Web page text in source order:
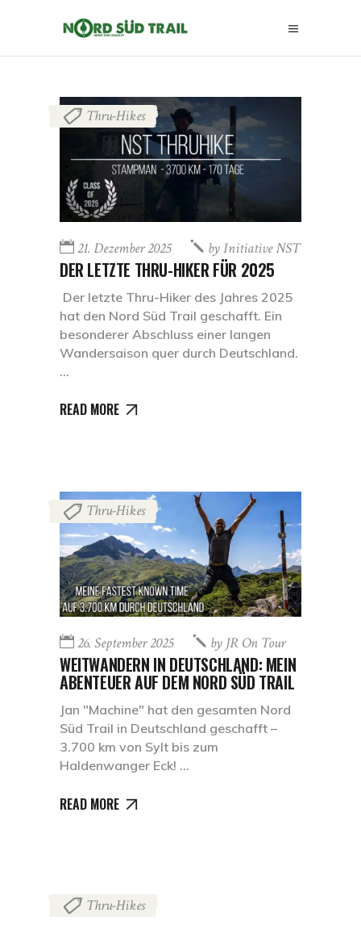
Thru-Hikes
21. Dezember 2025 byInitiative NST
DER LETZTE THRU-HIKER FÜR 2025
Der letzte Thru-Hiker des Jahres 2025
hat den Nord Süd Trail geschafft. Ein
besonderer Abschluss einer langen
Wandersaison quer durch Deutschland.
READ MORE
Thru-Hikes
26. September 2025 by JR On Tour
WEITWANDERN IN DEUTSCHLAND: MEIN
ABENTEUER AUF DEM NORD SÜD TRAIL
Jan "Machine" hat den gesamten Nord
Süd Trail in Deutschland geschafft –
3.700 km von Sylt bis zum
Haldenwanger Eck!
READ MORE
Thru-Hikes